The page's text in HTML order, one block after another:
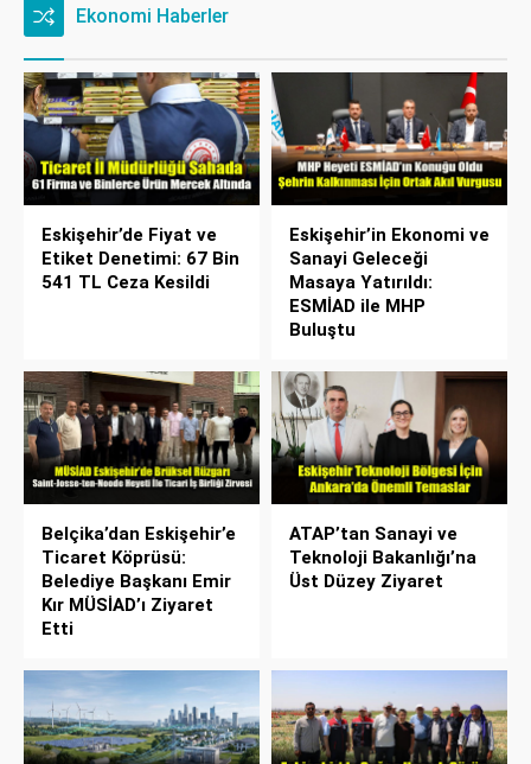
Ekonomi Haberler
Eskişehir’de Fiyat ve
Etiket Denetimi: 67 Bin
541 TL Ceza Kesildi
Eskişehir’in Ekonomi ve
Sanayi Geleceği
Masaya Yatırıldı:
ESMİAD ile MHP
Buluştu
Belçika’dan Eskişehir’e
Ticaret Köprüsü:
Belediye Başkanı Emir
Kır MÜSİAD’ı Ziyaret
Etti
ATAP’tan Sanayi ve
Teknoloji Bakanlığı’na
Üst Düzey Ziyaret